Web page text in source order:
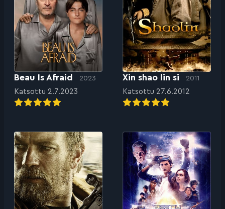
Beau Is Afraid 2023
Katsottu 2.7.2023
Xin shao lin si 2011
Katsottu 27.6.2012